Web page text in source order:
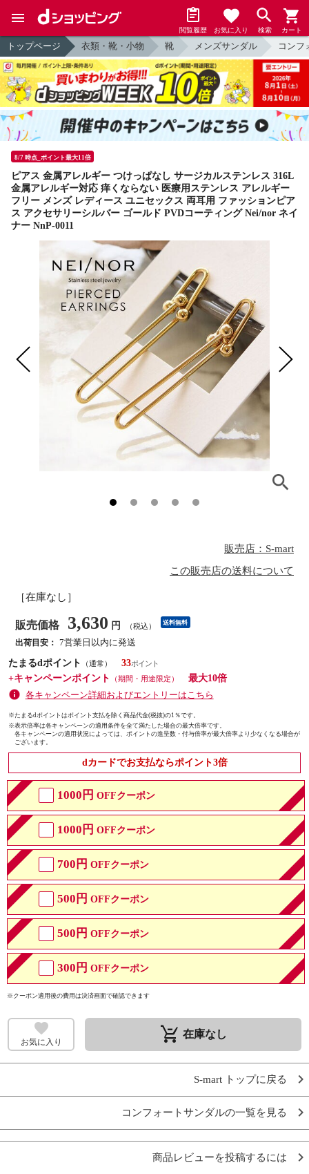
閲覧履歴 お気に入り 検索 カート
トップページ 衣類・靴・小物 靴 メンズサンダル コンフ
8/7 時点_ポイント最大11倍
ピアス 金属アレルギー つけっぱなし サージカルステンレス 316L
金属アレルギー対応 痒くならない 医療用ステンレス アレルギー
フリー メンズ レディース ユニセックス 両耳用 ファッションピア
ス アクセサリーシルバー ゴールド PVDコーティング Nei/nor ネイ
ナー NnP-0011
販売店：S-mart
この販売店の送料について
［在庫なし］
販売価格 3,630 円 （税込） 送料無料
出荷目安： 7営業日以内に発送
たまるdポイント
（通常）
33
+キャンペーンポイント
（期間・用途限定）
最大10倍
各キャンペーン詳細およびエントリーはこちら
※たまるdポイントはポイント支払を除く商品代金(税抜)の1％です。
※表示倍率は各キャンペーンの適用条件を全て満たした場合の最大倍率です。
各キャンペーンの適用状況によっては、ポイントの進呈数・付与倍率が最大倍率より少なくなる場合が
ございます。
dカードでお支払ならポイント3倍
1000円 OFFクーポン
1000円 OFFクーポン
700円 OFFクーポン
500円 OFFクーポン
500円 OFFクーポン
300円 OFFクーポン
※クーポン適用後の費用は決済画面で確認できます
お気に入り remove_shopping_cart 在庫なし
S-mart トップに戻る
コンフォートサンダルの一覧を見る
商品レビューを投稿するには